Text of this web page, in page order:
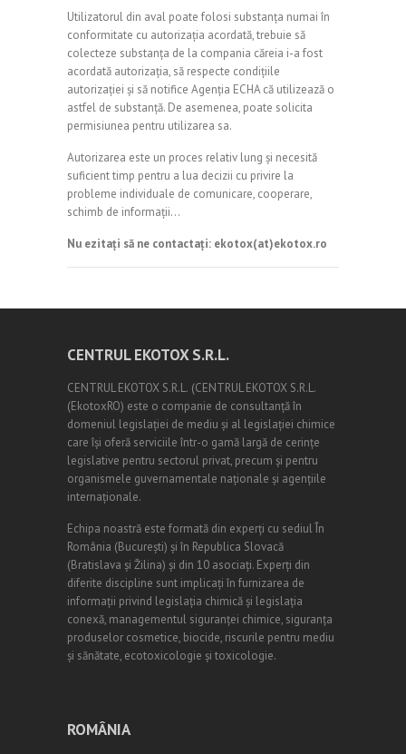
Utilizatorul din aval poate folosi substanța numai în
conformitate cu autorizația acordată, trebuie să
colecteze substanța de la compania căreia i-a fost
acordată autorizația, să respecte condițiile
autorizației și să notifice Agenția ECHA că utilizează o
astfel de substanță. De asemenea, poate solicita
permisiunea pentru utilizarea sa.
Autorizarea este un proces relativ lung și necesită
suficient timp pentru a lua decizii cu privire la
probleme individuale de comunicare, cooperare,
schimb de informații…
Nu ezitați să ne contactați: ekotox(at)ekotox.ro
CENTRUL EKOTOX S.R.L.
CENTRUL EKOTOX S.R.L. (CENTRUL EKOTOX S.R.L.
(EkotoxRO) este o companie de consultanță în
domeniul legislației de mediu și al legislației chimice
care își oferă serviciile într-o gamă largă de cerințe
legislative pentru sectorul privat, precum și pentru
organismele guvernamentale naționale și agențiile
internaționale.
Echipa noastră este formată din experți cu sediul În
România (Bucureşti) și în Republica Slovacă
(Bratislava și Žilina) și din 10 asociați. Experți din
diferite discipline sunt implicați în furnizarea de
informații privind legislația chimică și legislația
conexă, managementul siguranței chimice, siguranța
produselor cosmetice, biocide, riscurile pentru mediu
și sănătate, ecotoxicologie și toxicologie.
ROMÂNIA